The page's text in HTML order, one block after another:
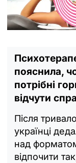
пояснила,
потрібні
відчути
Після
українці
над
відпочити